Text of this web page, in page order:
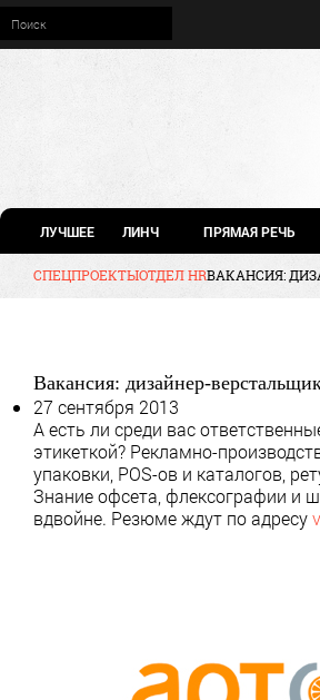
ЛУЧШЕЕ ЛИНЧ ПРЯМАЯ РЕЧЬ
СПЕЦПРОЕКТЫОТДЕЛ HRВАКАНСИЯ:
Вакансия: дизайнер-
27 сентября 2013
А есть ли среди вас
этикеткой? Рекламно-
упаковки, POS-ов и каталогов,
Знание офсета, флексографии и
вдвойне. Резюме ждут по адресу